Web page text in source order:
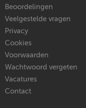
Beoordelingen
Veelgestelde vragen
Privacy
Cookies
Voorwaarden
Wachtwoord vergeten
Vacatures
Contact